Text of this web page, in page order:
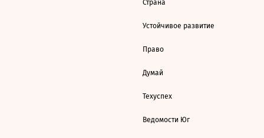
Страна
Устойчивое развитие
Право
Думай
Техуспех
Ведомости Юг